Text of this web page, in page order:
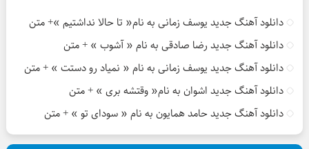
دانلود آهنگ جدید یوسف زمانی به نام« تا حالا نداشتیم »+ متن
دانلود آهنگ جدید رضا صادقی به نام « آشوب » + متن
دانلود آهنگ جدید یوسف زمانی به نام « نمیاد رو دستت » + متن
دانلود آهنگ جدید اشوان به نام« وقتشه بری » + متن
دانلود آهنگ جدید حامد همایون به نام « سودای تو » + متن